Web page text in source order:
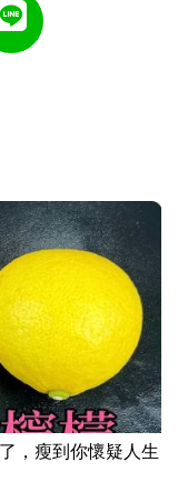
，瘦到你懷疑人生